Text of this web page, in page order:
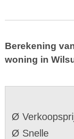
Berekening
woning in
Ø
Ø Snelle